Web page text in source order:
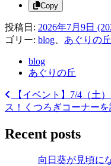
Copy
投稿日: 2026年7月9日
ゴリー: blog あぐりの丘
blog
あぐりの丘
投
稿
ナ
【イベント】7/4（土
ス！
くつろぎコーナー
Recent posts
向日葵が見頃に